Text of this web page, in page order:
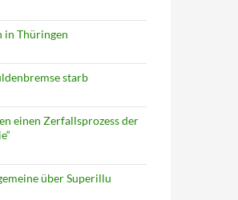
in Thüringen
starb
einen Zerfallsprozess der
über Superillu